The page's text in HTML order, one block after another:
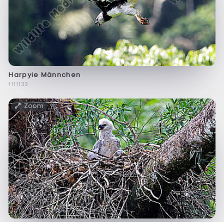
Harpyie Männchen
f111133
Zoom